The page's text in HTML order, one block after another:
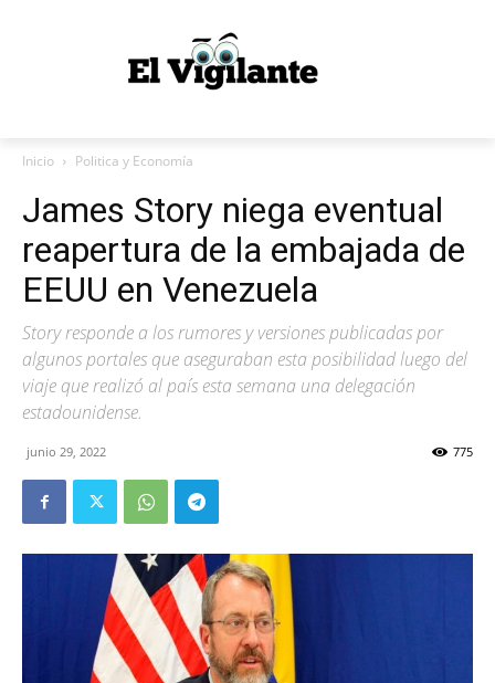
Inicio Politica y Economía
James Story niega eventual
reapertura de la embajada de
EEUU en Venezuela
Story responde a los rumores y versiones publicadas por
algunos portales que aseguraban esta posibilidad luego del
viaje que realizó al país esta semana una delegación
estadounidense.
junio 29, 2022 775